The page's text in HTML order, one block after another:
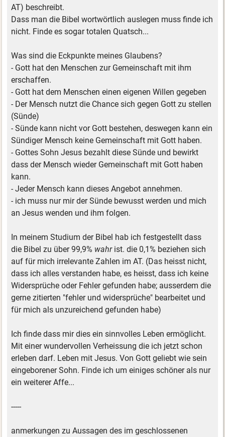
AT) beschreibt.
Dass man die Bibel wortwörtlich auslegen muss finde ich
nicht. Finde es sogar totalen Quatsch...
Was sind die Eckpunkte meines Glaubens?
- Gott hat den Menschen zur Gemeinschaft mit ihm
erschaffen.
- Gott hat dem Menschen einen eigenen Willen gegeben
- Der Mensch nutzt die Chance sich gegen Gott zu stellen
(Sünde)
- Sünde kann nicht vor Gott bestehen, deswegen kann ein
Sündiger Mensch keine Gemeinschaft mit Gott haben.
- Gottes Sohn Jesus bezahlt diese Sünde und bewirkt
dass der Mensch wieder Gemeinschaft mit Gott haben
kann.
- Jeder Mensch kann dieses Angebot annehmen.
- ich muss nur mir der Sünde bewusst werden und mich
an Jesus wenden und ihm folgen.
In meinem Studium der Bibel hab ich festgestellt dass
die Bibel zu über 99,9% wahr ist. die 0,1% beziehen sich
auf für mich irrelevante Zahlen im AT. (Das heisst nicht,
dass ich alles verstanden habe, es heisst, dass ich keine
Widersprüche oder Fehler gefunden habe; ausserdem die
gerne zitierten "fehler und widersprüche" bearbeitet und
für mich als unzureichend gefunden habe)
Ich finde dass mir dies ein sinnvolles Leben ermöglicht.
Mit einer wundervollen Verheissung die ich jetzt schon
erleben darf. Leben mit Jesus. Von Gott geliebt wie sein
eingeborener Sohn. Finde ich um einiges schöner als nur
ein weiterer Affe...
-----
anmerkungen zu Aussagen des im geschlossenen